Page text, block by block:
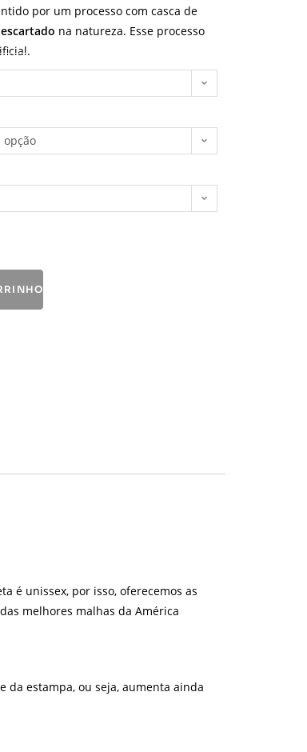
por um processo com casca de
na natureza. Esse processo
opção
é unissex, por isso, oferecemos as
melhores malhas da América
da estampa, ou seja, aumenta ainda